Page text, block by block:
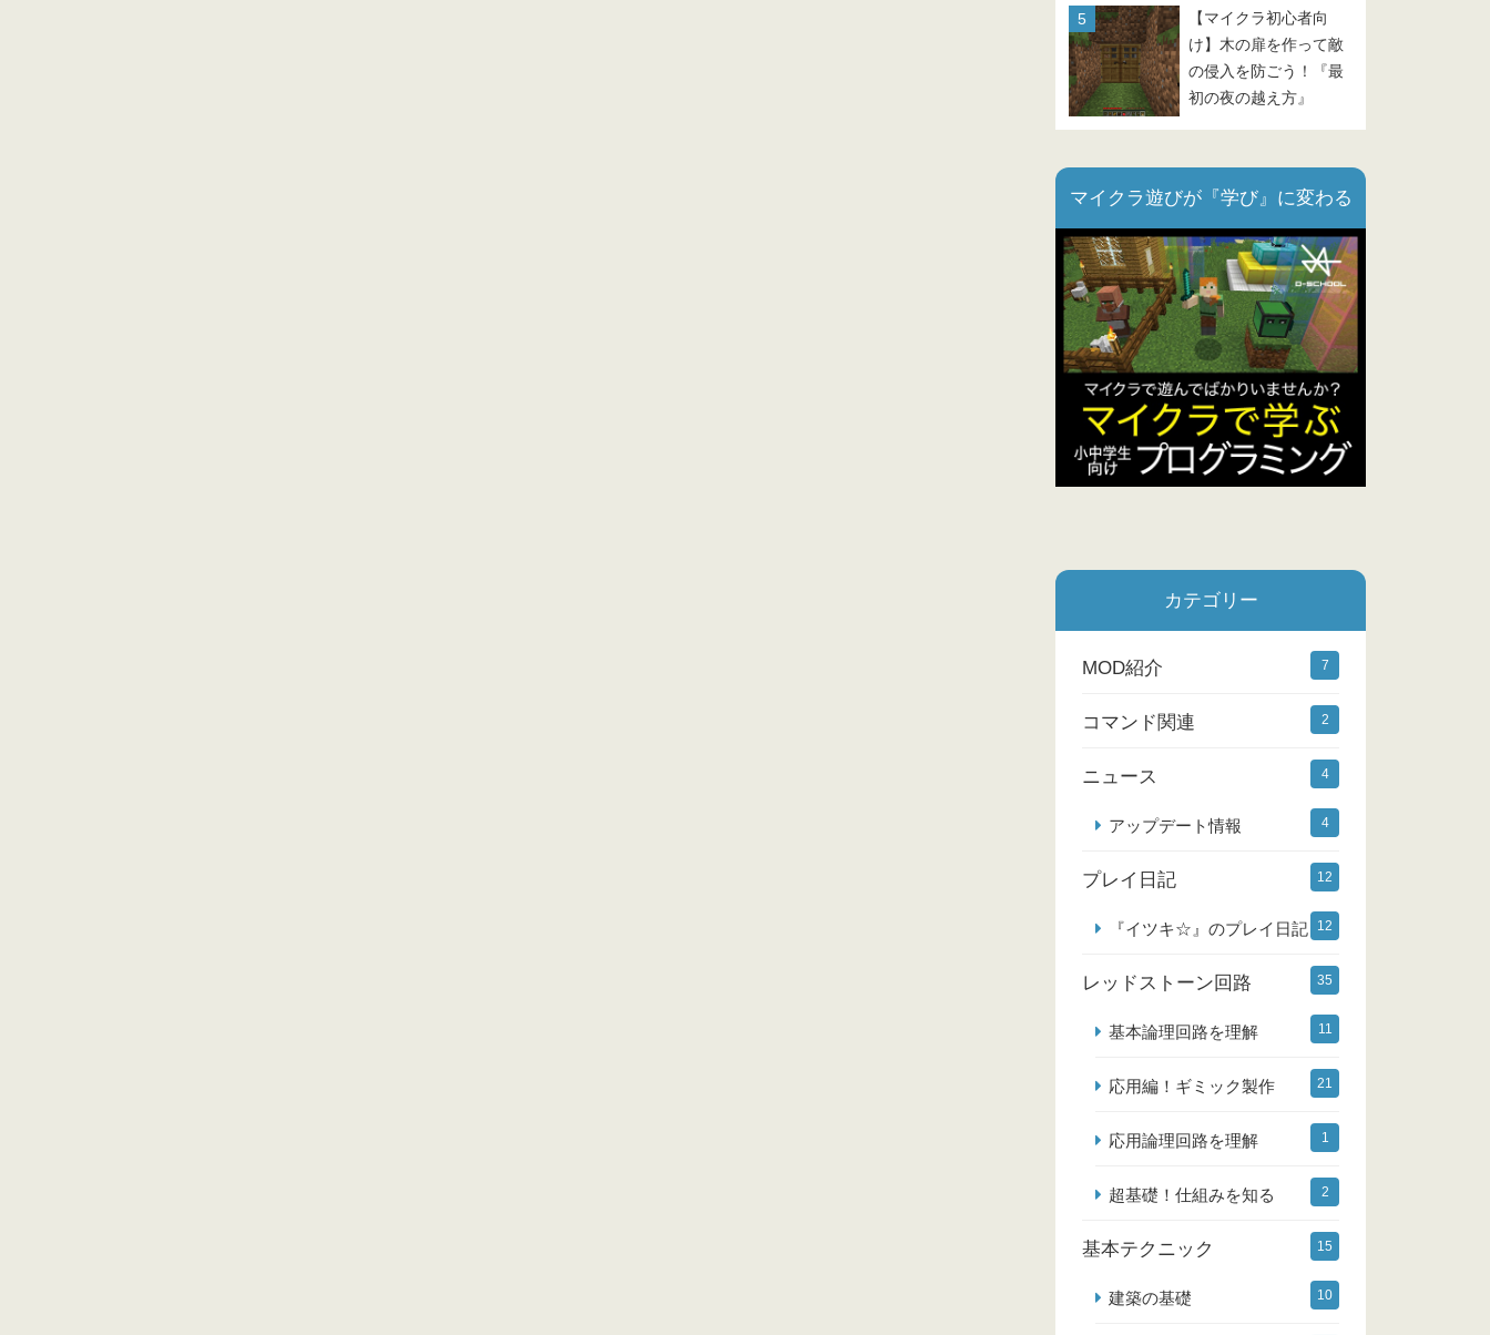
【マイクラ初心者向
け】木の扉を作って敵
の侵入を防ごう！『最
初の夜の越え方』
マイクラ遊びが『学び』に変わる
カテゴリー
MOD紹介 7
コマンド関連 2
ニュース 4
アップデート情報 4
プレイ日記 12
『イツキ☆』のプレイ日記 12
レッドストーン回路 35
基本論理回路を理解 11
応用編！ギミック製作 21
応用論理回路を理解 1
超基礎！仕組みを知る 2
基本テクニック 15
建築の基礎 10